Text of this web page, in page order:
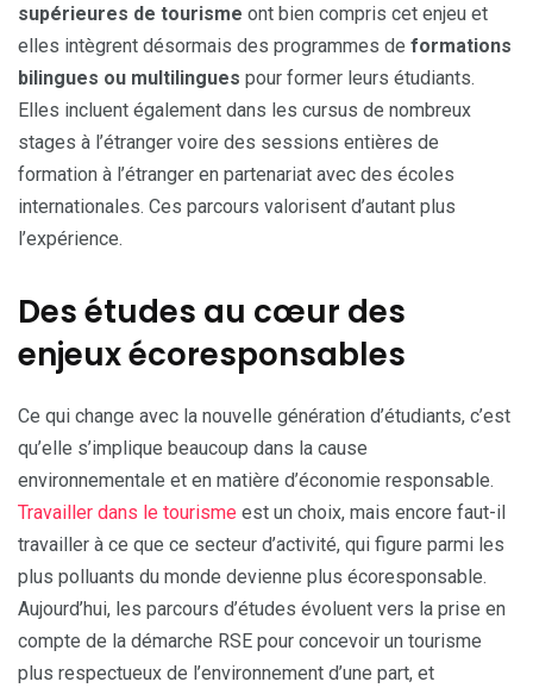
supérieures de tourisme ont bien compris cet enjeu et
elles intègrent désormais des programmes de formations
bilingues ou multilingues pour former leurs étudiants.
Elles incluent également dans les cursus de nombreux
stages à l’étranger voire des sessions entières de
formation à l’étranger en partenariat avec des écoles
internationales. Ces parcours valorisent d’autant plus
l’expérience.
Des études au cœur des
enjeux écoresponsables
Ce qui change avec la nouvelle génération d’étudiants, c’est
qu’elle s’implique beaucoup dans la cause
environnementale et en matière d’économie responsable.
Travailler dans le tourisme est un choix, mais encore faut-il
travailler à ce que ce secteur d’activité, qui figure parmi les
plus polluants du monde devienne plus écoresponsable.
Aujourd’hui, les parcours d’études évoluent vers la prise en
compte de la démarche RSE pour concevoir un tourisme
plus respectueux de l’environnement d’une part, et